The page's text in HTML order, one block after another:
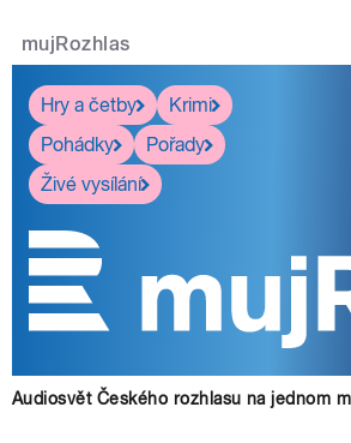
mujRozhlas
Hry a četby
Krimi
Pohádky
Pořady
Živé vysílání
Audiosvět Českého rozhlasu na jednom